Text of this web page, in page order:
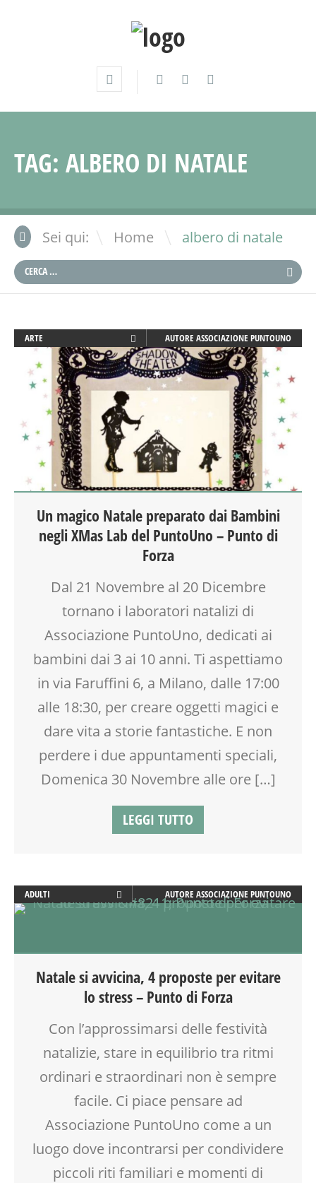
TAG: ALBERO DI NATALE
Sei qui: Home \ albero di natale
ARTE
BABYSITTER
CORSI CUCINA SMALL & XLARGE
CREATIVITÀ
CUCINA
DISEGNO
DOPO SCUOLA
EDUCATORE
FAMIGLIA
FIABA
GENITORE
LABORATORIO
MOOD BOX
MUSICA
PITTURA
RAGAZZI
SOCIALIZZAZIONE
SPAZIO GIOCO
TEATRO
WORKSHOP
AUTORE ASSOCIAZIONE PUNTOUNO
Un magico Natale preparato dai Bambini
negli XMas Lab del PuntoUno – Punto di
Forza
Dal 21 Novembre al 20 Dicembre
tornano i laboratori natalizi di
Associazione PuntoUno, dedicati ai
bambini dai 3 ai 10 anni. Ti aspettiamo
in via Faruffini 6, a Milano, dalle 17:00
alle 18:30, per creare oggetti magici e
dare vita a storie fantastiche. E non
perdere i due appuntamenti speciali,
Domenica 30 Novembre alle ore […]
LEGGI TUTTO
ADULTI
ARTE
CREATIVITÀ
DOPO SCUOLA
ENGLISH
LABORATORIO
MAMME
MOOD BOX
AUTORE ASSOCIAZIONE PUNTOUNO
Natale si avvicina, 4 proposte per evitare
lo stress – Punto di Forza
Con l’approssimarsi delle festività
natalizie, stare in equilibrio tra ritmi
ordinari e straordinari non è sempre
facile. Ci piace pensare ad
Associazione PuntoUno come a un
luogo dove incontrarsi per condividere
piccoli riti familiari e momenti di